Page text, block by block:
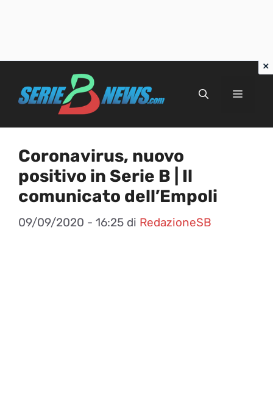
Menu
Coronavirus, nuovo
positivo in Serie B | Il
comunicato dell’Empoli
09/09/2020 - 16:25 di RedazioneSB